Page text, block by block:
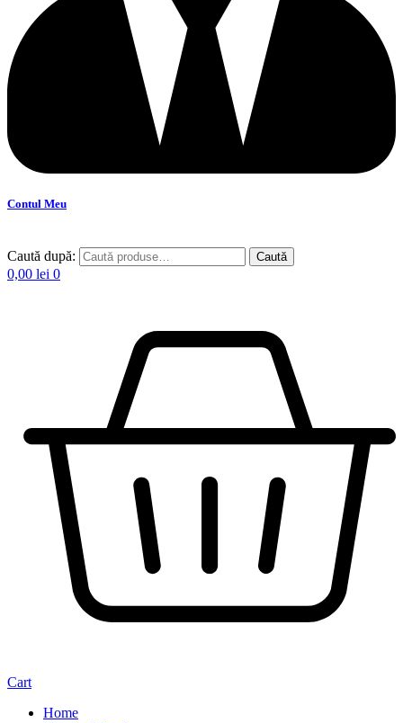
Contul Meu
Caută după: Caută
0,00 lei 0
Cart
Home